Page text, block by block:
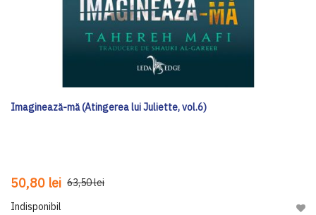
Imaginează-mă (Atingerea lui Juliette, vol.6)
50,80 lei 63,50 lei
Indisponibil